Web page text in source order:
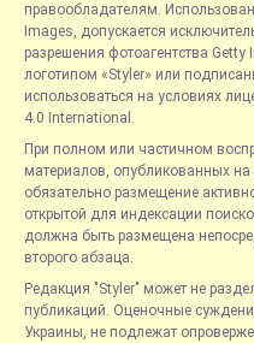
правообладателям.
Images, допускается
разрешения фотоагентства
логотипом «Styler» или
использоваться на условиях
4.0 International.
При полном или частичном
материалов, опубликованных на
обязательно размещение
открытой для индексации
должна быть размещена
второго абзаца.
Редакция "Styler" может не
публикаций. Оценочные
Украины, не подлежат